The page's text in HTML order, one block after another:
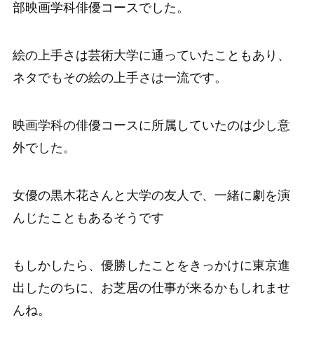
部映画学科俳優コースでした。
絵の上手さは芸術大学に通っていたこともあり、
ネタでもその絵の上手さは一流です。
映画学科の俳優コースに所属していたのは少し意
外でした。
女優の黒木花さんと大学の友人で、一緒に劇を演
んじたこともあるそうです
もしかしたら、優勝したことをきっかけに東京進
出したのちに、お芝居の仕事が来るかもしれませ
んね。